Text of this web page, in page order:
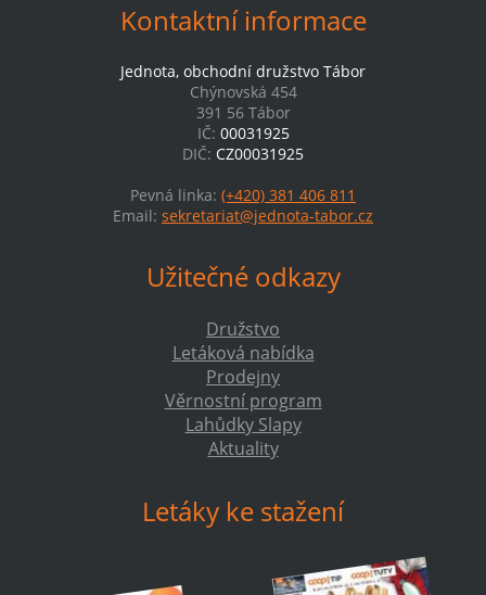
Kontaktní informace
Jednota, obchodní družstvo Tábor
Chýnovská 454
391 56 Tábor
IČ: 00031925
DIČ: CZ00031925
Pevná linka: (+420) 381 406 811
Email: sekretariat@jednota-tabor.cz
Užitečné odkazy
Družstvo
Letáková nabídka
Prodejny
Věrnostní program
Lahůdky Slapy
Aktuality
Letáky ke stažení